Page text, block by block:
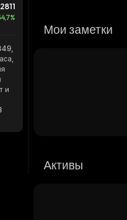
%
и
Мои заметки
Активы